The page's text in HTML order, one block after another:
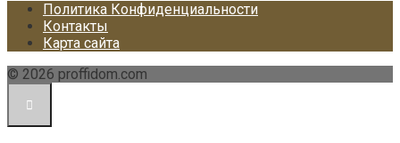
Политика Конфиденциальности
Контакты
Карта сайта
© 2026 proffidom.com